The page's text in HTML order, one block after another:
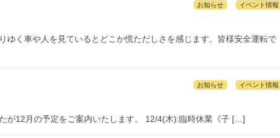
お知らせ イベント情報
ゆく車や人を見ているとどこか慌ただしさを感じます。皆様安全運転で
お知らせ イベント情報
が12月の予定をご案内いたします。 ‍12/4(木):臨時休業《子 […]